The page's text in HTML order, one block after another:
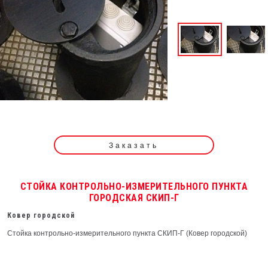
Заказать
СТОЙКА КОНТРОЛЬНО-ИЗМЕРИТЕЛЬНОГО ПУНКТА
ГОРОДСКАЯ СКИП-Г
Ковер городской
Стойка контрольно-измерительного пункта СКИП-Г (Ковер городской)